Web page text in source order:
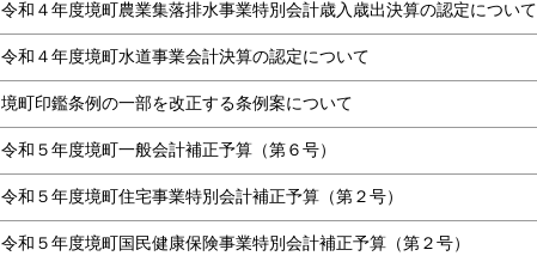
令和４年度境町農業集落排水事業特別会計歳入歳出決算の認定について
令和４年度境町水道事業会計決算の認定について
境町印鑑条例の一部を改正する条例案について
令和５年度境町一般会計補正予算（第６号）
令和５年度境町住宅事業特別会計補正予算（第２号）
令和５年度境町国民健康保険事業特別会計補正予算（第２号）